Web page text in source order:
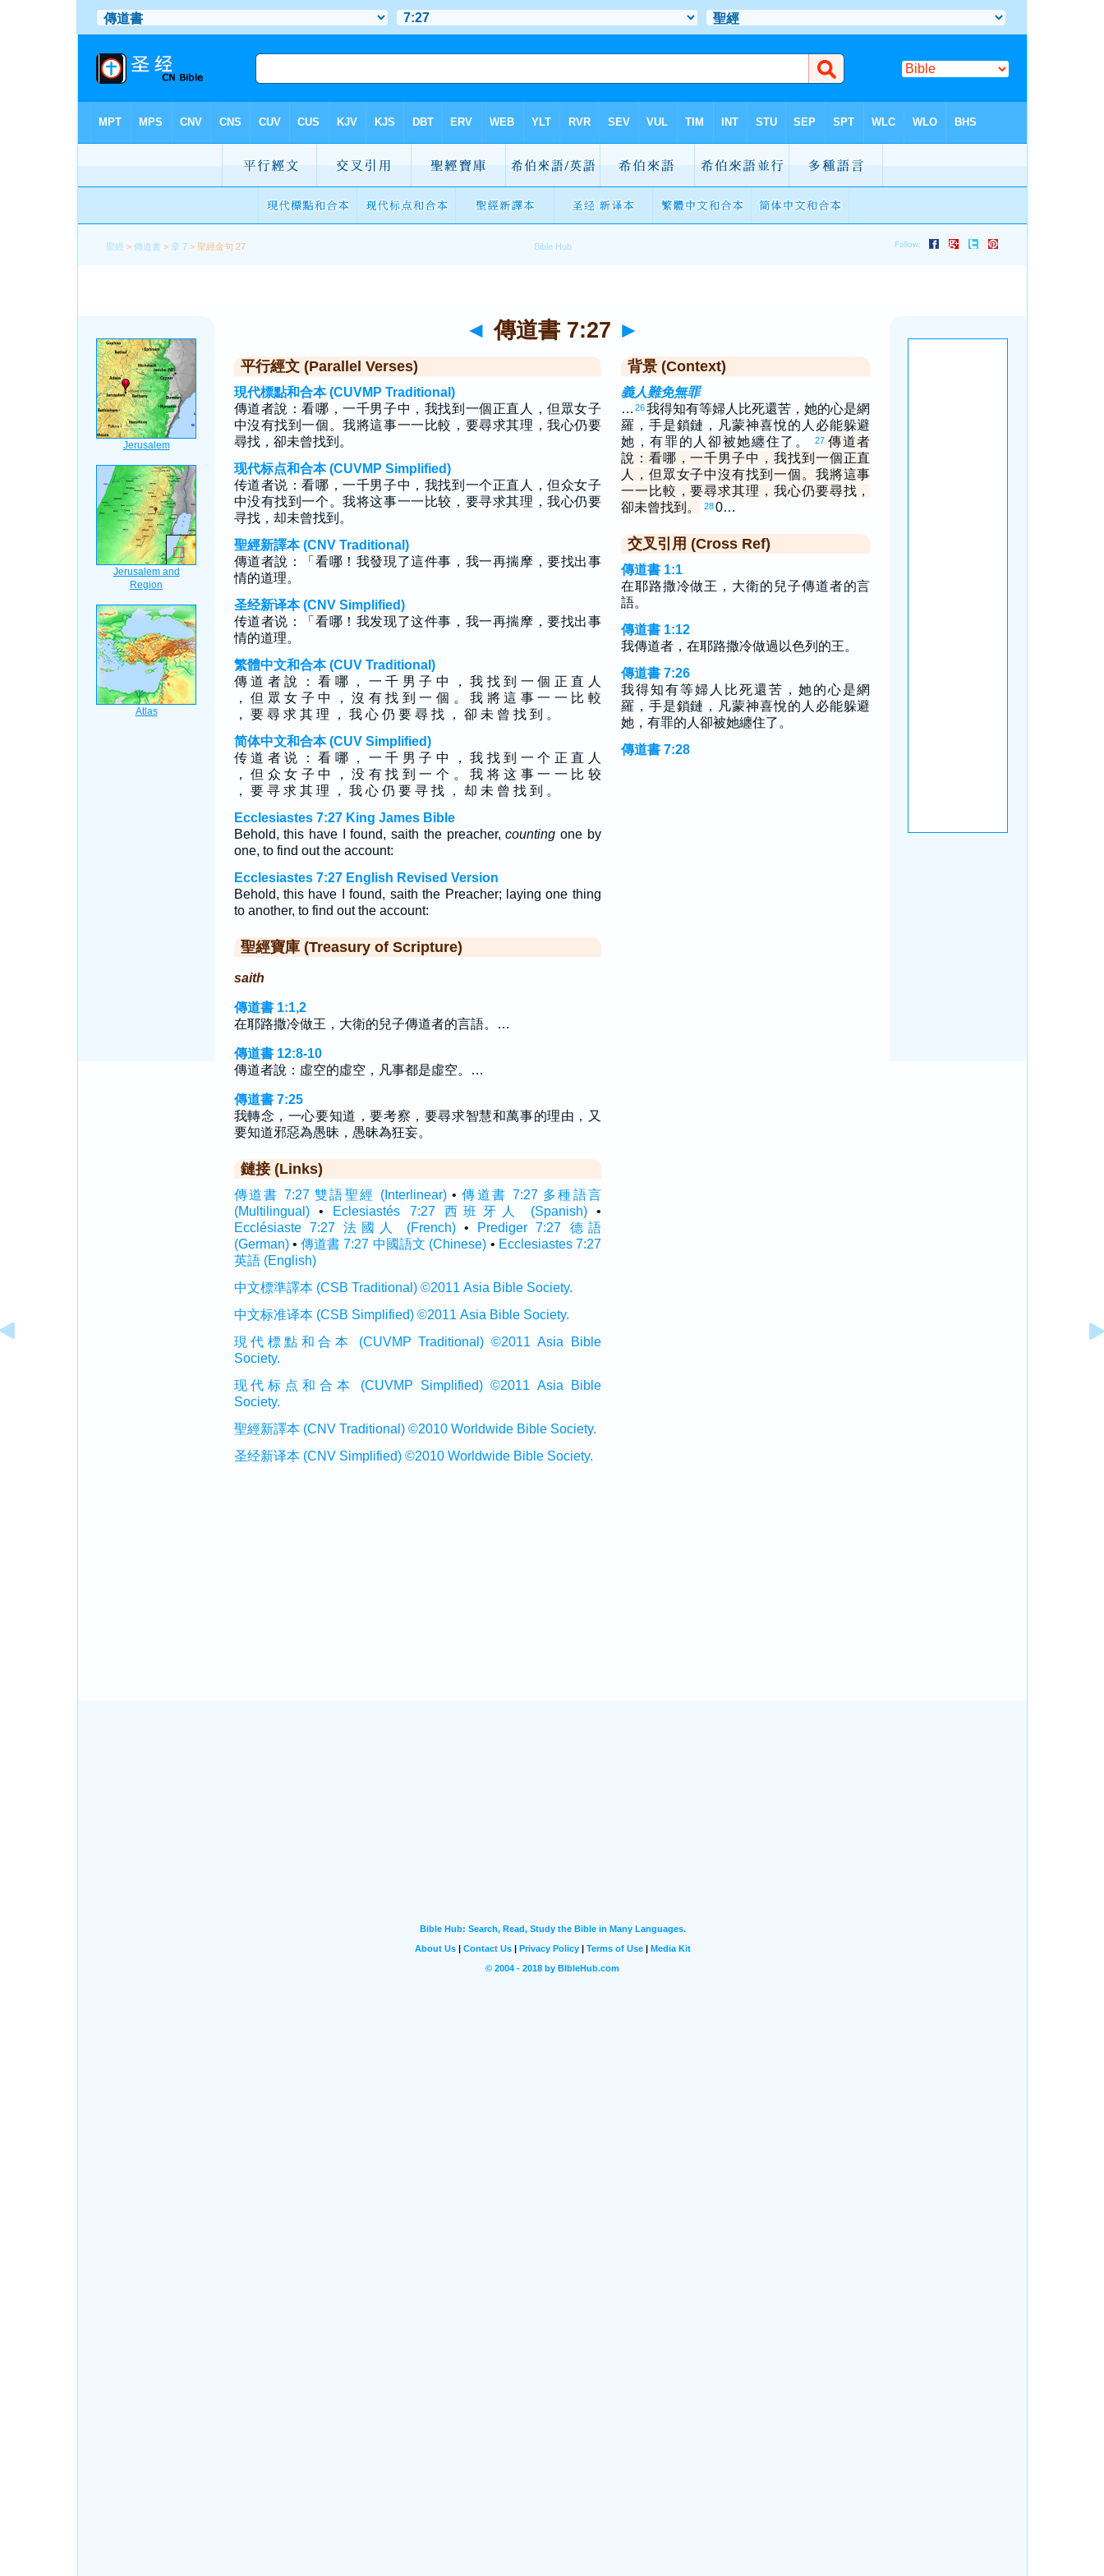
聖經 >傳道書 > 章 7 > 聖經金句 27
◄ 傳道書 7:27 ►
平行經文 (Parallel Verses)
現代標點和合本 (CUVMP Traditional)
傳道者說：看哪，一千男子中，我找到一個正直人，但眾女子
中沒有找到一個。我將這事一一比較，要尋求其理，我心仍要
尋找，卻未曾找到。
现代标点和合本 (CUVMP Simplified)
传道者说：看哪，一千男子中，我找到一个正直人，但众女子
中没有找到一个。我将这事一一比较，要寻求其理，我心仍要
寻找，却未曾找到。
聖經新譯本 (CNV Traditional)
傳道者說：「看哪！我發現了這件事，我一再揣摩，要找出事
情的道理。
圣经新译本 (CNV Simplified)
传道者说：「看哪！我发现了这件事，我一再揣摩，要找出事
情的道理。
繁體中文和合本 (CUV Traditional)
傳 道 者 說 ： 看 哪 ， 一 千 男 子 中 ， 我 找 到 一 個 正 直 人
， 但 眾 女 子 中 ， 沒 有 找 到 一 個 。 我 將 這 事 一 一 比 較
， 要 尋 求 其 理 ， 我 心 仍 要 尋 找 ， 卻 未 曾 找 到 。
简体中文和合本 (CUV Simplified)
传 道 者 说 ： 看 哪 ， 一 千 男 子 中 ， 我 找 到 一 个 正 直 人
， 但 众 女 子 中 ， 没 有 找 到 一 个 。 我 将 这 事 一 一 比 较
， 要 寻 求 其 理 ， 我 心 仍 要 寻 找 ， 却 未 曾 找 到 。
Ecclesiastes 7:27 King James Bible
Behold, this have I found, saith the preacher,counting one by
one, to find out the account:
Ecclesiastes 7:27 English Revised Version
Behold, this have I found, saith the Preacher; laying one thing
to another, to find out the account:
聖經寶庫 (Treasury of Scripture)
saith
傳道書 1:1,2
在耶路撒冷做王，大衛的兒子傳道者的言語。…
傳道書 12:8-10
傳道者說：虛空的虛空，凡事都是虛空。…
傳道書 7:25
我轉念，一心要知道，要考察，要尋求智慧和萬事的理由，又
要知道邪惡為愚昧，愚昧為狂妄。
鏈接 (Links)
傳道書 7:27 雙語聖經 (Interlinear)•傳道書 7:27 多種語言
(Multilingual)• Eclesiastés 7:27 西班牙人 (Spanish)•
Ecclésiaste 7:27 法國人 (French)•
Prediger 7:27 德語
(German)• 傳道書 7:27 中國語文 (Chinese) • Ecclesiastes 7:27
英語 (English)
中文標準譯本 (CSB Traditional) ©2011 Asia Bible Society.
中文标准译本 (CSB Simplified) ©2011 Asia Bible Society.
現代標點和合本 (CUVMP Traditional) ©2011 Asia Bible
Society.
现代标点和合本 (CUVMP Simplified) ©2011 Asia Bible
Society.
聖經新譯本 (CNV Traditional) ©2010 Worldwide Bible Society.
圣经新译本 (CNV Simplified) ©2010 Worldwide Bible Society.
背景 (Context)
義人難免無罪
… 26我得知有等婦人比死還苦，她的心是網
羅，手是鎖鏈，凡蒙神喜悅的人必能躲避
她，有罪的人卻被她纏住了。
27 傳道者
說：看哪，一千男子中，我找到一個正直
人，但眾女子中沒有找到一個。我將這事
一一比較，要尋求其理，我心仍要尋找，
卻未曾找到。
280…
交叉引用 (Cross Ref)
傳道書 1:1
在耶路撒冷做王，大衛的兒子傳道者的言
語。
傳道書 1:12
我傳道者，在耶路撒冷做過以色列的王。
傳道書 7:26
我得知有等婦人比死還苦，她的心是網
羅，手是鎖鏈，凡蒙神喜悅的人必能躲避
她，有罪的人卻被她纏住了。
傳道書 7:28